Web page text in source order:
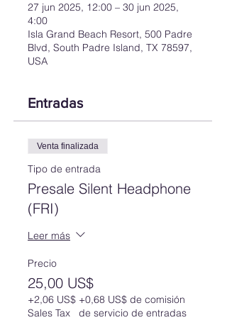
27 jun 2025, 12:00 – 30 jun 2025,
4:00
Isla Grand Beach Resort, 500 Padre
Blvd, South Padre Island, TX 78597,
USA
Entradas
Venta finalizada
Tipo de entrada
Presale Silent Headphone
(FRI)
Leer más
Precio
25,00 US$
+2,06 US$
Sales Tax
+0,68 US$ de comisión
de servicio de entradas